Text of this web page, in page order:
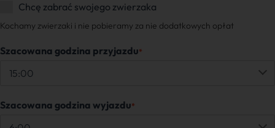
Chcę zabrać swojego zwierzaka
Kochamy zwierzaki i nie pobieramy za nie dodatkowych opłat
Szacowana godzina przyjazdu*
Szacowana godzina wyjazdu*